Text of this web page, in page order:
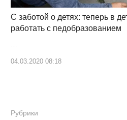
С заботой о детях: теперь в
работать с педобразованием
…
04.03.2020 08:18
Рубрики